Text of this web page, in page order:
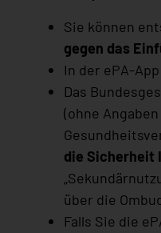
Sie können
gegen das
In der ePA-
Das
(ohne
die Sicherheit
über die
Falls Sie die